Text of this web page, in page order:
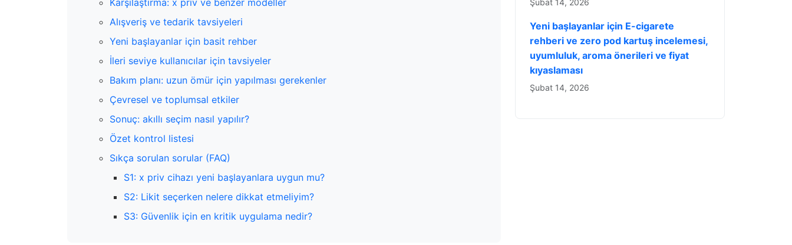
Alışveriş ve tedarik tavsiyeleri
Yeni başlayanlar için basit rehber
İleri seviye kullanıcılar için tavsiyeler
Bakım planı: uzun ömür için yapılması gerekenler
Çevresel ve toplumsal etkiler
Sonuç: akıllı seçim nasıl yapılır?
Özet kontrol listesi
Sıkça sorulan sorular (FAQ)
S1: x priv cihazı yeni başlayanlara uygun mu?
S2: Likit seçerken nelere dikkat etmeliyim?
S3: Güvenlik için en kritik uygulama nedir?
Şubat 14, 2026
Yeni başlayanlar için E-cigarete
rehberi ve zero pod kartuş incelemesi,
uyumluluk, aroma önerileri ve fiyat
kıyaslaması
Şubat 14, 2026